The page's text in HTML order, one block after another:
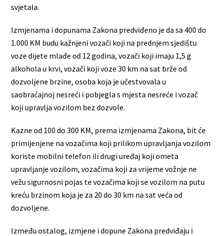
svjetala.
Izmjenama i dopunama Zakona predviđeno je da sa 400 do
1.000 KM budu kažnjeni vozači koji na prednjem sjedištu
voze dijete mlađe od 12 godina, vozači koji imaju 1,5 g
alkohola u krvi, vozači koji voze 30 km na sat brže od
dozvoljene brzine, osoba koja je učestvovala u
saobraćajnoj nesreći i pobjegla s mjesta nesreće i vozač
koji upravlja vozilom bez dozvole.
Kazne od 100 do 300 KM, prema izmjenama Zakona, bit će
primijenjene na vozačima koji prilikom upravljanja vozilom
koriste mobilni telefon ili drugi uređaj koji ometa
upravljanje vozilom, vozačima koji za vrijeme vožnje ne
vežu sigurnosni pojas te vozačima koji se vozilom na putu
kreću brzinom koja je za 20 do 30 km na sat veća od
dozvoljene.
Između ostalog, izmjene i dopune Zakona predviđaju i